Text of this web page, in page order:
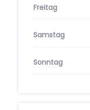
Freitag
Samstag
Sonntag